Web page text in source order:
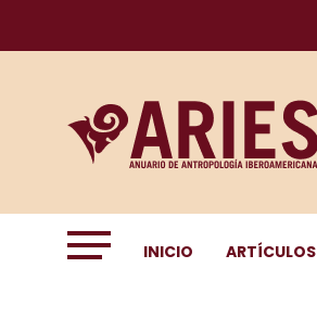
INICIO ARTÍCULOS